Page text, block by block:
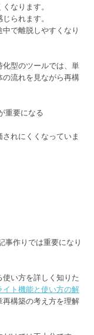
なります。
られます。
で離脱しやすくなり
型のツールでは、単
流れを見ながら再構
重要になる
れにくくなっていま
事作りでは重要になり
い方を詳しく知りた
ト機能と使い方の解
構築の考え方を理解